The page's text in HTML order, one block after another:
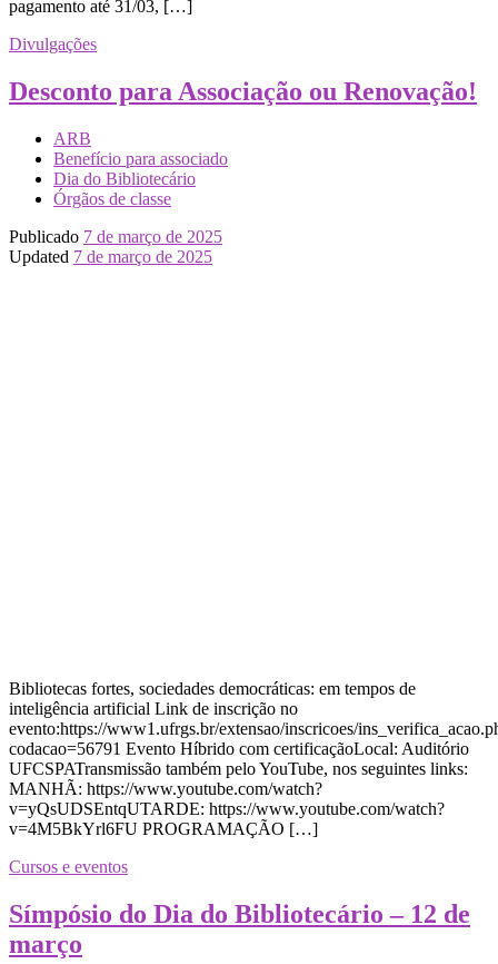
pagamento até 31/03, […]
Divulgações
Desconto para Associação ou Renovação!
ARB
Benefício para associado
Dia do Bibliotecário
Órgãos de classe
Publicado 7 de março de 2025
Updated 7 de março de 2025
Bibliotecas fortes, sociedades democráticas: em tempos de
inteligência artificial Link de inscrição no
evento:https://www1.ufrgs.br/extensao/inscricoes/
codacao=56791 Evento Híbrido com certificaçãoLocal: Auditório
UFCSPATransmissão também pelo YouTube, nos seguintes links:
MANHÃ: https://www.youtube.com/watch?
v=yQsUDSEntqUTARDE: https://www.youtube.com/watch?
v=4M5BkYrl6FU PROGRAMAÇÃO […]
Cursos e eventos
Símpósio do Dia do Bibliotecário – 12 de
março